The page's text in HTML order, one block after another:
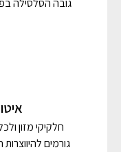
גובה הסלסילה
חלקיקי מזון
גורמים